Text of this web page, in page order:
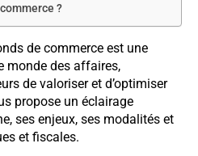
?
de commerce est une
monde des affaires,
de valoriser et d’optimiser
propose un éclairage
ses enjeux, ses modalités et
et fiscales.